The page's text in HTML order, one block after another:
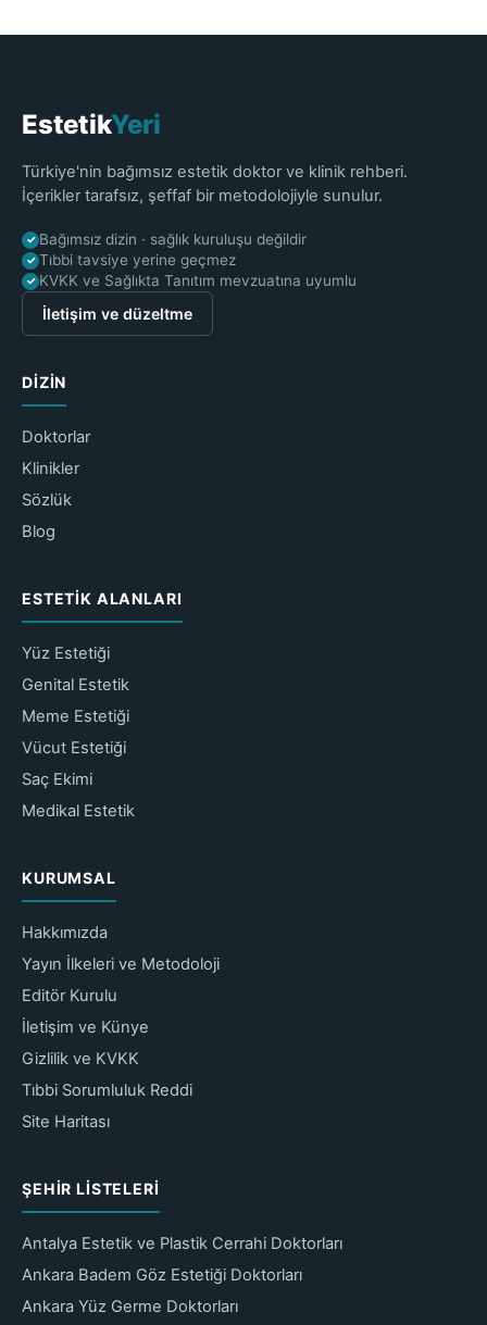
EstetikYeri
Türkiye'nin bağımsız estetik doktor ve klinik rehberi.
İçerikler tarafsız, şeffaf bir metodolojiyle sunulur.
✓ Bağımsız dizin · sağlık kuruluşu değildir
✓ Tıbbi tavsiye yerine geçmez
✓ KVKK ve Sağlıkta Tanıtım mevzuatına uyumlu
İletişim ve düzeltme
DIZIN
Doktorlar
Klinikler
Sözlük
Blog
ESTETIK ALANLARI
Yüz Estetiği
Genital Estetik
Meme Estetiği
Vücut Estetiği
Saç Ekimi
Medikal Estetik
KURUMSAL
Hakkımızda
Yayın İlkeleri ve Metodoloji
Editör Kurulu
İletişim ve Künye
Gizlilik ve KVKK
Tıbbi Sorumluluk Reddi
Site Haritası
ŞEHIR LISTELERI
Antalya Estetik ve Plastik Cerrahi Doktorları
Ankara Badem Göz Estetiği Doktorları
Ankara Yüz Germe Doktorları